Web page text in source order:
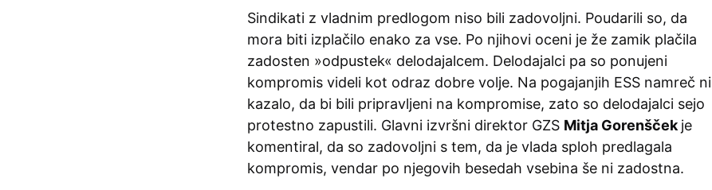
Sindikati z vladnim predlogom niso bili zadovoljni. Poudarili so, da
mora biti izplačilo enako za vse. Po njihovi oceni je že zamik plačila
zadosten »odpustek« delodajalcem. Delodajalci pa so ponujeni
kompromis videli kot odraz dobre volje. Na pogajanjih ESS namreč ni
kazalo, da bi bili pripravljeni na kompromise, zato so delodajalci sejo
protestno zapustili. Glavni izvršni direktor GZS Mitja Gorenšček je
komentiral, da so zadovoljni s tem, da je vlada sploh predlagala
kompromis, vendar po njegovih besedah vsebina še ni zadostna.